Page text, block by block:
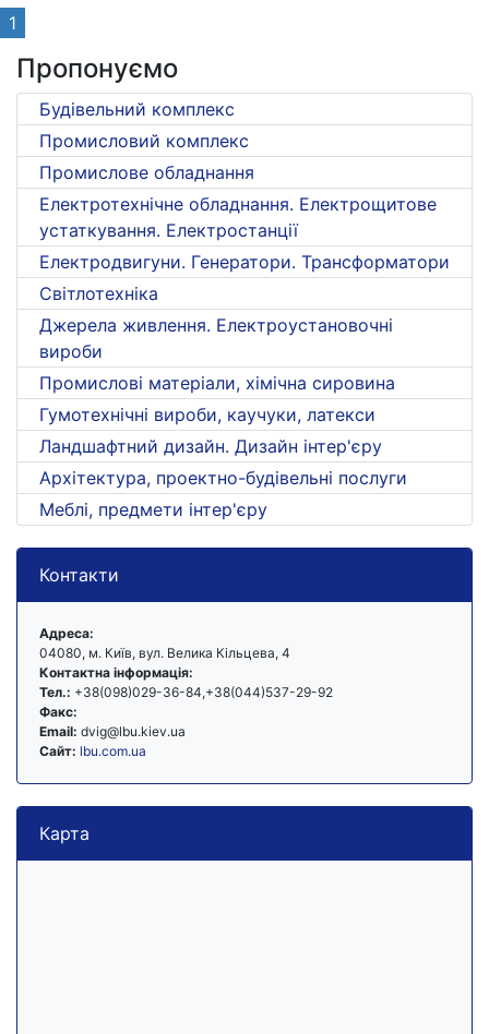
1
Пропонуємо
Будівельний комплекс
Промисловий комплекс
Промислове обладнання
Електротехнічне обладнання. Електрощитове
устаткування. Електростанції
Електродвигуни. Генератори. Трансформатори
Світлотехніка
Джерела живлення. Електроустановочні
вироби
Промислові матеріали, хімічна сировина
Гумотехнічні вироби, каучуки, латекси
Ландшафтний дизайн. Дизайн інтер'єру
Архітектура, проектно-будівельні послуги
Меблі, предмети інтер'єру
Контакти
Адреса:
04080, м. Київ, вул. Велика Кільцева, 4
Контактна інформація:
Тел.: +38(098)029-36-84,+38(044)537-29-92
Факс:
Email: dvig@lbu.kiev.ua
Сайт: lbu.com.ua
Карта